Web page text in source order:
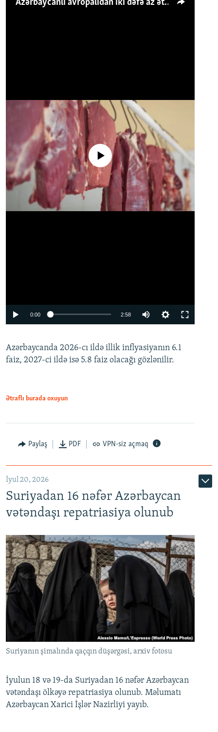
Azərbaycanlı avropalıdan iki dəfə az ət yeyir, amma... 'Qiymət artımı qaçılmazdır'
Auto
No media source currently available
0:00 2:58
360p
480p
Azərbaycanda 2026-cı ildə illik inflyasiyanın 6.1
faiz, 2027-ci ildə isə 5.8 faiz olacağı gözlənilir.
Ətraflı burada oxuyun
Paylaş PDF VPN-siz açmaq
İyul 20, 2026
Suriyadan 16 nəfər Azərbaycan
vətəndaşı repatriasiya olunub
Suriyanın şimalında qaçqın düşərgəsi, arxiv fotosu
İyulun 18 və 19-da Suriyadan 16 nəfər Azərbaycan
vətəndaşı ölkəyə repatriasiya olunub. Məlumatı
Azərbaycan Xarici İşlər Nazirliyi yayıb.